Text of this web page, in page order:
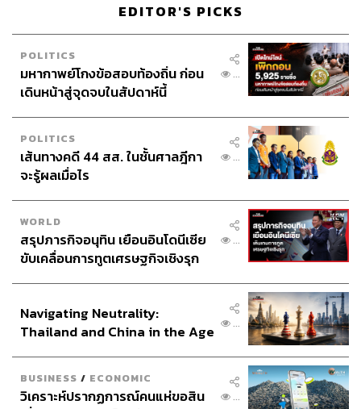
เซ็นสัญญากับทัพเบียงโคเนรี เป็นเวลา 3 ปี พร้อมรับค่าเหนื่อย
ตกปีละ 10 ล้านยูโรเลยทีเดียว
สาลิกาดงเสริมหนัก หลังเปิดตัว คัลลัม วิลสัน และ ไรอัน เฟร
เซอร์ ร่วมทัพ
กลายเป็นทีมที่น่าจับตามองขึ้นมาทันทีกับตลาดซื้อ-ขายรอบ
ซัมเมอร์นี้ สำหรับสโมสร ‘สาลิกาดง’ นิวคาสเซิล ยูไนเต็ด ที่
ล่าสุดได้เปิดตัว 2 ผู้เล่นใหม่ของทีม อย่าง ไรอัน เฟรเซอร์ ปีก
EDITOR'S PICKS
POLITICS
มหากาพย์โกงข้อสอบท้องถิ่น ก่อน
เดินหน้าสู่จุดจบในสัปดาห์นี้
...
POLITICS
เส้นทางคดี 44 สส. ในชั้นศาลฎีกา
จะรู้ผลเมื่อไร
...
WORLD
สรุปภารกิจอนุทิน เยือนอินโดนีเซีย
ขับเคลื่อนการทูตเศรษฐกิจเชิงรุก
...
Navigating Neutrality:
Thailand and China in the Age
...
BUSINESS / ECONOMIC
วิเคราะห์ปรากฏการณ์คนแห่ขอสิน
...